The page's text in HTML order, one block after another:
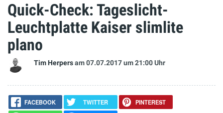
Quick-Check: Tageslicht-
Leuchtplatte Kaiser slimlite
plano
Tim Herpersam 07.07.2017um 21:00 Uhr
FACEBOOK TWITTER
PINTEREST